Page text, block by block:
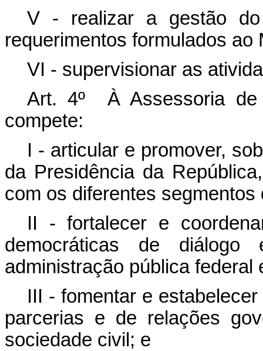
V - realizar a gestão
requerimentos formulados ao
VI - supervisionar as
Art. 4º À Assessoria de
compete:
I - articular e promover,
da Presidência da
com os diferentes
II - fortalecer e
democráticas de
administração pública federal
III - fomentar e
parcerias e de relações
sociedade civil; e